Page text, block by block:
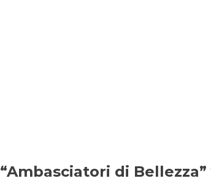
“Ambasciatori di Bellezza”